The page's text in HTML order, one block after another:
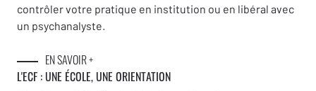
contrôler votre pratique en institution ou en libéral avec
un psychanalyste.
EN SAVOIR +
L'ECF : UNE ÉCOLE, UNE ORIENTATION